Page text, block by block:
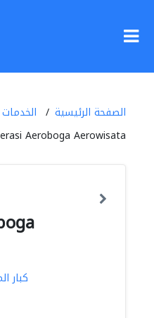
الصفحة الرئيسية الخدمات
Aeroboga Aerowisata
كبار